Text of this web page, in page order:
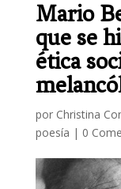
Mario
que se
ética
por Christina
poesía | 0